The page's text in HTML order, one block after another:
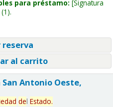
para préstamo: Signatura
(1).
al carrito
Antonio Oeste,
del Estado.